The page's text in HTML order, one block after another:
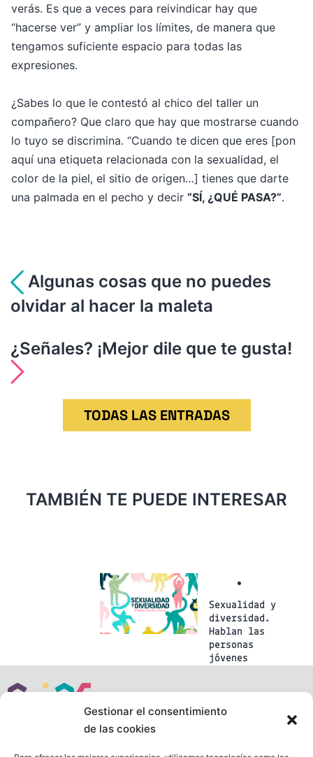
Gestionar el consentimiento
de las cookies
verás. Es que a veces para reivindicar hay que
“hacerse ver” y ampliar los límites, de manera que
tengamos suficiente espacio para todas las
expresiones.
¿Sabes lo que le contestó al chico del taller un
compañero? Que claro que hay que mostrarse cuando
lo tuyo se discrimina. “Cuando te dicen que eres [pon
aquí una etiqueta relacionada con la sexualidad, el
color de la piel, el sitio de origen…] tienes que darte
una palmada en el pecho y decir “SÍ, ¿QUÉ PASA?”.
Navegación
de
entradas
Algunas cosas que no puedes
olvidar al hacer la maleta
¿Señales? ¡Mejor dile que te gusta!
TODAS LAS ENTRADAS
TAMBIÉN TE PUEDE INTERESAR
Sexualidad y
diversidad.
Hablan las
personas
jóvenes